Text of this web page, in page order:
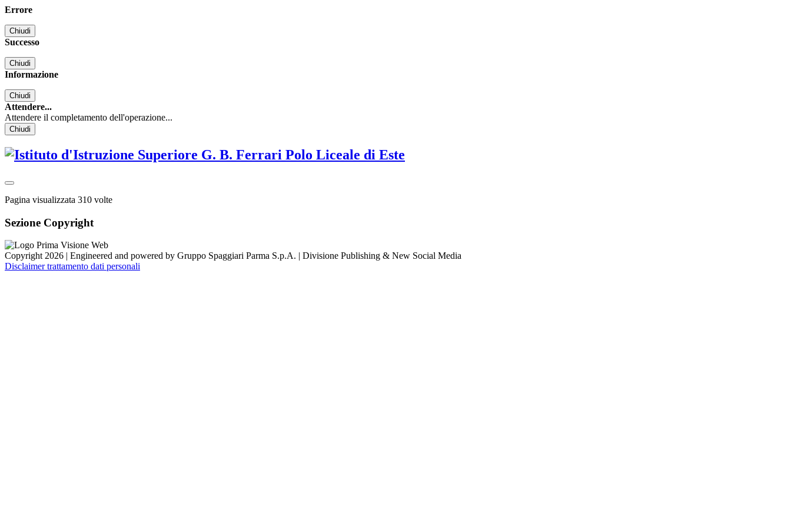
Errore
Chiudi
Successo
Chiudi
Informazione
Chiudi
Attendere...
Attendere il completamento dell'operazione...
Chiudi
Pagina visualizzata 310 volte
Sezione Copyright
Copyright 2026 | Engineered and powered by Gruppo Spaggiari Parma S.p.A. | Divisione Publishing & New Social Media
Disclaimer trattamento dati personali